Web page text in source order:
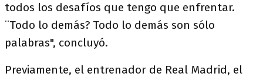
todos los desafíos que tengo que enfrentar.
¨Todo lo demás? Todo lo demás son sólo
palabras", concluyó.
Previamente, el entrenador de Real Madrid, el